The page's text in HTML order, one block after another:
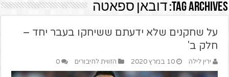
Tag Archives: דובאן ספאטה
על שחקנים שלא ידעתם ששיחקו בעבר יחד –
חלק ב'
ירין לילה 10 במרץ 2020 הזווית לחיבורים 0